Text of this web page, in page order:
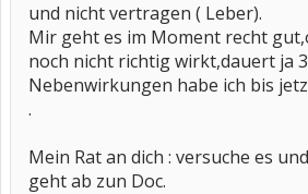
und nicht vertragen ( Leber).
Mir geht es im Moment recht
noch nicht richtig wirkt,dauert ja
Nebenwirkungen habe ich bis
.
Mein Rat an dich : versuche es
geht ab zun Doc.